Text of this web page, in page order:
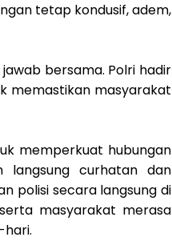
tetap kondusif, adem,
bersama. Polri hadir
memastikan masyarakat
memperkuat hubungan
langsung curhatan dan
polisi secara langsung di
masyarakat merasa